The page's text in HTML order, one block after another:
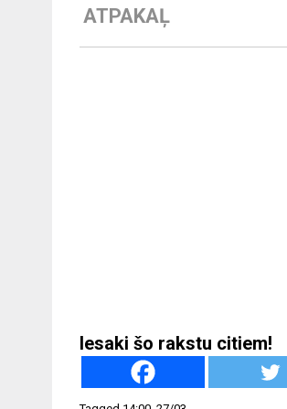
ATPAKAĻ
Iesaki šo rakstu citiem!